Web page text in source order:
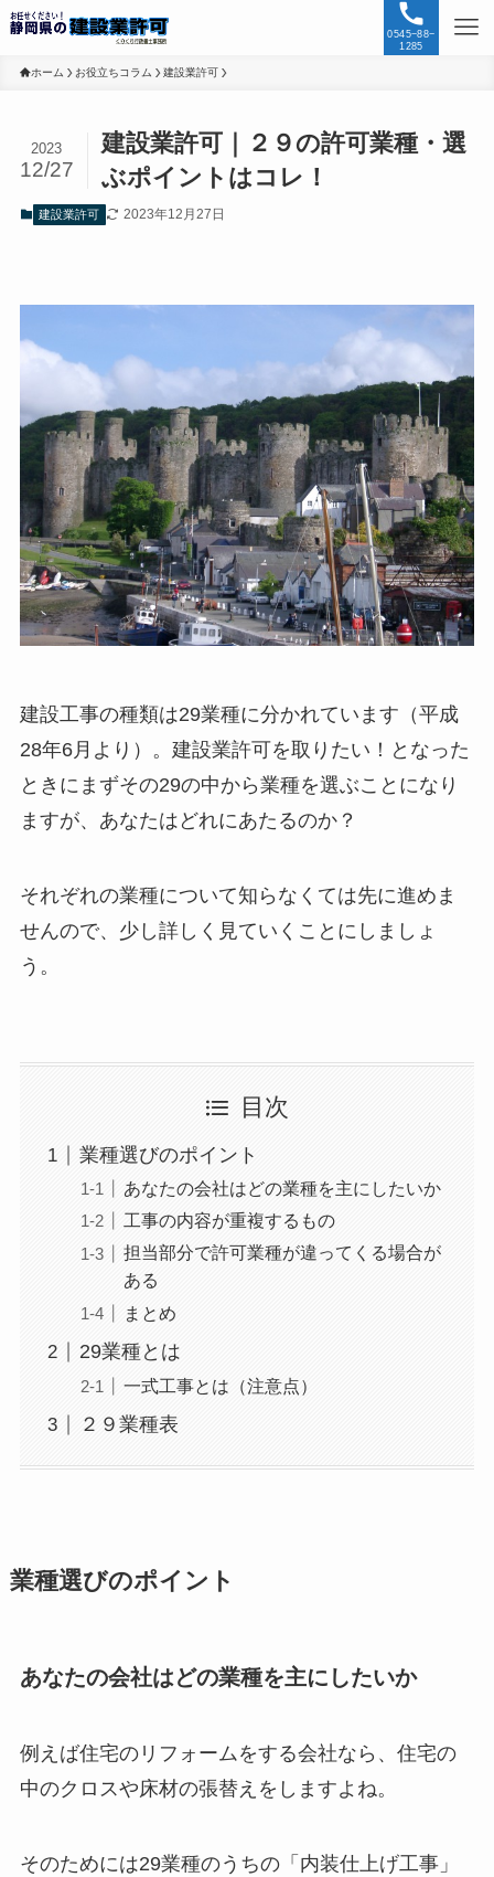
0545−88−
1285
ホーム お役立ちコラム 建設業許可
建設業許可｜２９の許可業種・選
ぶポイントはコレ！
2023
12/27
建設業許可 2023年12月27日
建設工事の種類は29業種に分かれています（平成
28年6月より）。建設業許可を取りたい！となった
ときにまずその29の中から業種を選ぶことになり
ますが、あなたはどれにあたるのか？
それぞれの業種について知らなくては先に進めま
せんので、少し詳しく見ていくことにしましょ
う。
目次
業種選びのポイント
あなたの会社はどの業種を主にしたいか
工事の内容が重複するもの
担当部分で許可業種が違ってくる場合が
ある
まとめ
29業種とは
一式工事とは（注意点）
２９業種表
業種選びのポイント
あなたの会社はどの業種を主にしたいか
例えば住宅のリフォームをする会社なら、住宅の
中のクロスや床材の張替えをしますよね。
そのためには29業種のうちの「内装仕上げ工事」